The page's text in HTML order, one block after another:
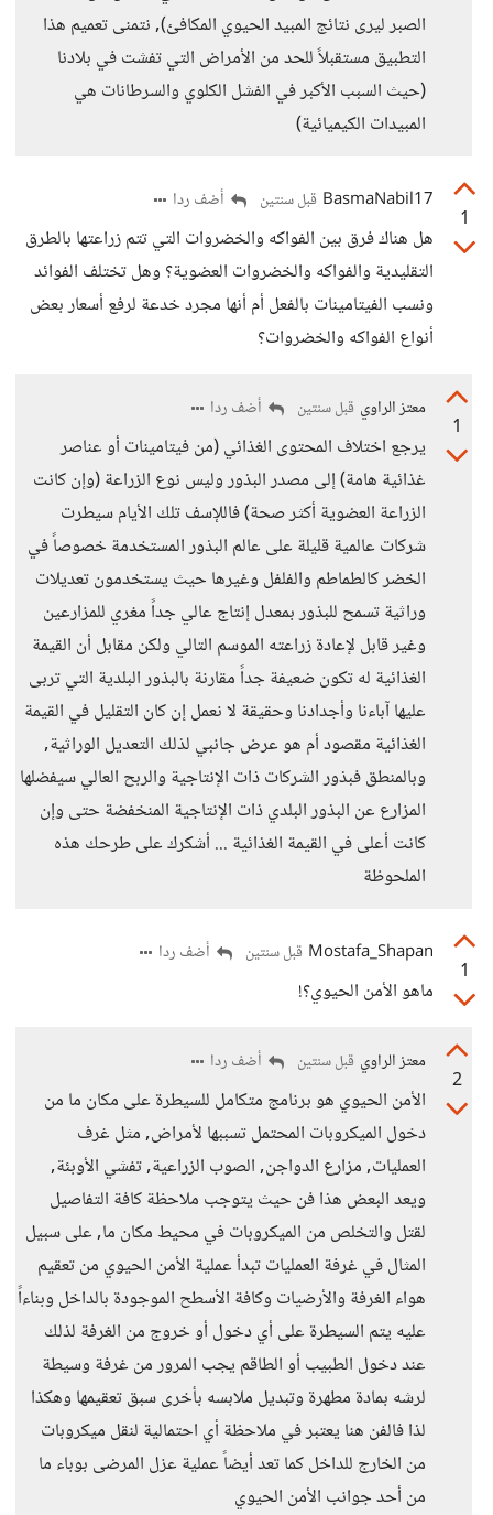
الصبر ليرى نتائج المبيد الحيوي المكافئ), نتمنى تعميم هذا
التطبيق مستقبلاً للحد من الأمراض التي تفشت في بلادنا
(حيث السبب الأكبر في الفشل الكلوي والسرطانات هي
المبيدات الكيميائية)
1
BasmaNabil17 قبل سنتين أضف ردا
هل هناك فرق بين الفواكه والخضروات التي تتم زراعتها بالطرق
التقليدية والفواكه والخضروات العضوية؟ وهل تختلف الفوائد
ونسب الفيتامينات بالفعل أم أنها مجرد خدعة لرفع أسعار بعض
أنواع الفواكه والخضروات؟
1
معتز الراوي قبل سنتين أضف ردا
يرجع اختلاف المحتوى الغذائي (من فيتامينات أو عناصر
غذائية هامة) إلى مصدر البذور وليس نوع الزراعة (وإن كانت
الزراعة العضوية أكثر صحة) فاللإسف تلك الأيام سيطرت
شركات عالمية قليلة على عالم البذور المستخدمة خصوصاً في
الخضر كالطماطم والفلفل وغيرها حيث يستخدمون تعديلات
وراثية تسمح للبذور بمعدل إنتاج عالي جداً مغري للمزارعين
وغير قابل لإعادة زراعته الموسم التالي ولكن مقابل أن القيمة
الغذائية له تكون ضعيفة جداً مقارنة بالبذور البلدية التي تربى
عليها آباءنا وأجدادنا وحقيقة لا نعمل إن كان التقليل في القيمة
الغذائية مقصود أم هو عرض جانبي لذلك التعديل الوراثية,
وبالمنطق فبذور الشركات ذات الإنتاجية والربح العالي سيفضلها
المزارع عن البذور البلدي ذات الإنتاجية المنخفضة حتى وإن
كانت أعلى في القيمة الغذائية ... أشكرك على طرحك هذه
الملحوظة
1
Mostafa_Shapan قبل سنتين أضف ردا
ماهو الأمن الحيوي؟!
2
معتز الراوي قبل سنتين أضف ردا
الأمن الحيوي هو برنامج متكامل للسيطرة على مكان ما من
دخول الميكروبات المحتمل تسببها لأمراض, مثل غرف
العمليات, مزارع الدواجن, الصوب الزراعية, تفشي الأوبئة,
ويعد البعض هذا فن حيث يتوجب ملاحظة كافة التفاصيل
لقتل والتخلص من الميكروبات في محيط مكان ما, على سبيل
المثال في غرفة العمليات تبدأ عملية الأمن الحيوي من تعقيم
هواء الغرفة والأرضيات وكافة الأسطح الموجودة بالداخل وبناءاً
عليه يتم السيطرة على أي دخول أو خروج من الغرفة لذلك
عند دخول الطبيب أو الطاقم يجب المرور من غرفة وسيطة
لرشه بمادة مطهرة وتبديل ملابسه بأخرى سبق تعقيمها وهكذا
لذا فالفن هنا يعتبر في ملاحظة أي احتمالية لنقل ميكروبات
من الخارج للداخل كما تعد أيضاً عملية عزل المرضى بوباء ما
من أحد جوانب الأمن الحيوي